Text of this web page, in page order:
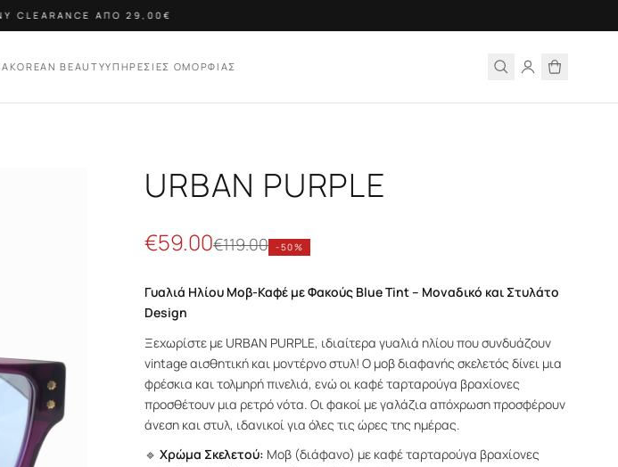
CLEARANCE ΑΠΟ 29,00€
KOREAN BEAUTYΥΠΗΡΕΣΙΕΣ ΟΜΟΡΦΙΑΣ
URBAN PURPLE
€59.00€119.00 -50%
Γυαλιά Ηλίου Μοβ-Καφέ με Φακούς Blue Tint – Μοναδικό και Στυλάτο
Design
Ξεχωρίστε με URBAN PURPLE, ιδιαίτερα γυαλιά ηλίου που συνδυάζουν
vintage αισθητική και μοντέρνο στυλ! Ο μοβ διαφανής σκελετός δίνει μια
φρέσκια και τολμηρή πινελιά, ενώ οι καφέ ταρταρούγα βραχίονες
προσθέτουν μια ρετρό νότα. Οι φακοί με γαλάζια απόχρωση προσφέρουν
άνεση και στυλ, ιδανικοί για όλες τις ώρες της ημέρας.
🔹Χρώμα Σκελετού: Μοβ (διάφανο) με καφέ ταρταρούγα βραχίονες